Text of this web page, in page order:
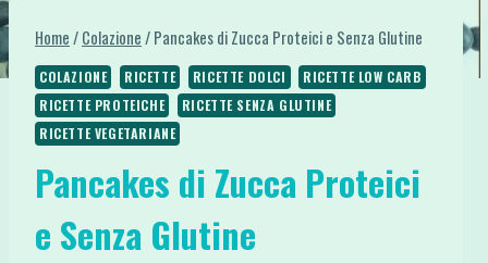
Home/Colazione/Pancakes di Zucca Proteici e Senza Glutine
COLAZIONE RICETTE RICETTE DOLCI
RICETTE LOW CARB
RICETTE PROTEICHE
RICETTE SENZA GLUTINE
RICETTE VEGETARIANE
Pancakes di Zucca Proteici
e Senza Glutine